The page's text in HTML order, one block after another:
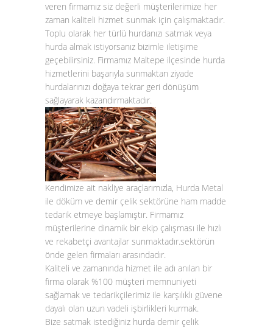
veren firmamız siz değerli müşterilerimize her
zaman kaliteli hizmet sunmak için çalışmaktadır.
Toplu olarak her türlü hurdanızı satmak veya
hurda almak istiyorsanız bizimle iletişime
geçebilirsiniz. Firmamız Maltepe ilçesinde hurda
hizmetlerini başarıyla sunmaktan ziyade
hurdalarınızı doğaya tekrar geri dönüşüm
sağlayarak kazandırmaktadır.
Kendimize ait nakliye araçlarımızla, Hurda Metal
ile döküm ve demir çelik sektörüne ham madde
tedarik etmeye başlamıştır. Firmamız
müşterilerine dinamik bir ekip çalışması ile hızlı
ve rekabetçi avantajlar sunmaktadır.sektörün
önde gelen firmaları arasındadır.
Kaliteli ve zamanında hizmet ile adı anılan bir
firma olarak %100 müşteri memnuniyeti
sağlamak ve tedarikçilerimiz ile karşılıklı güvene
dayalı olan uzun vadeli işbirlikleri kurmak.
Bize satmak istediğiniz hurda demir çelik